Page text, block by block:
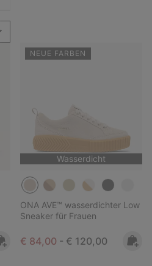
NEUE FARBEN
Wasserdicht
ONA AVE™ wasserdichter Low
Sneaker für Frauen
Minimum sale price:
€ 84,00 - Maximum price:
€ 120,00